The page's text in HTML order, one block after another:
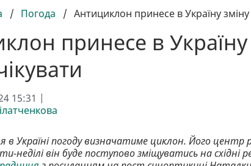
/ Погода / Антициклон принесе в Україну
принесе в
15:31 |
в Україні погоду визначатиме циклон. Його центр
неділі він буде поступово зміщуватись на східні